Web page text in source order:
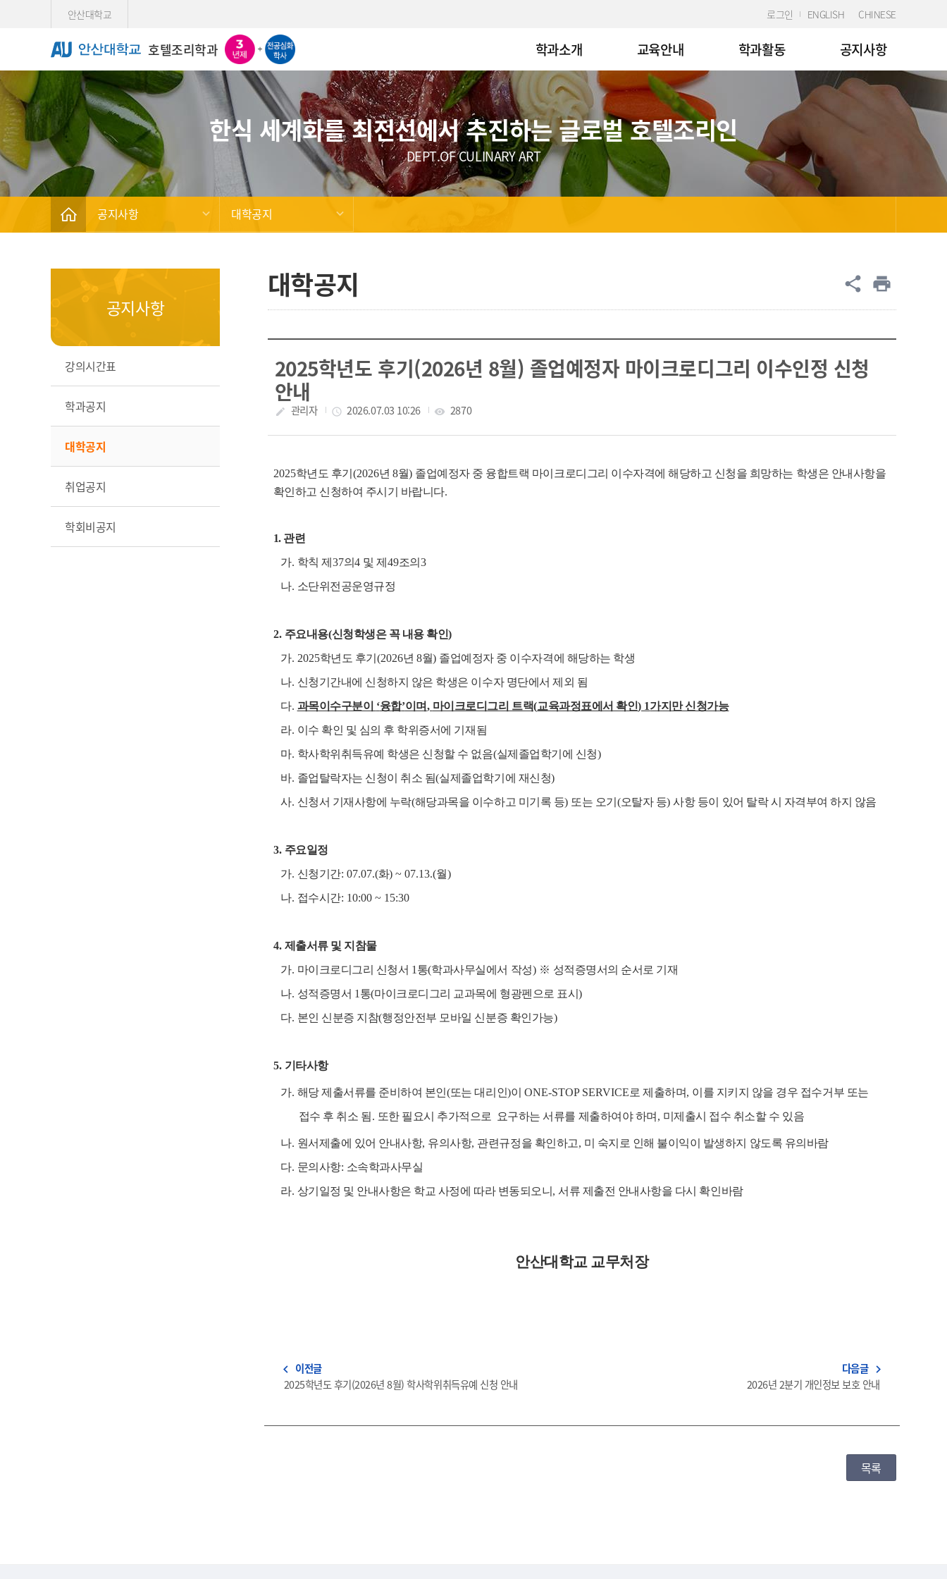
Skip Menu
안산대학교 로그인 ENGLISH CHINESE
호텔조리학과 학과소개 교육안내 학과활동 공지사항
한식 세계화를 최전선에서 추진하는 글로벌 호텔조리인
DEPT.OF CULINARY ART
공지사항 대학공지
공지사항
강의시간표
학과공지
대학공지
취업공지
학회비공지
대학공지 공유
share print
2025학년도 후기(2026년 8월) 졸업예정자 마이크로디그리 이수인정 신청
안내
작성자
create 관리자 작성일
access_time 2026.07.03 10:26 조회수
visibility 2870
2025학년도 후기 (2026년 8월) 졸업예정자 중 융합트랙 마이크로디그리 이수자격에 해당하고 신청을 희망하는 학생은 안내사항을
확인하고 신청하여 주시기 바랍니다.
1. 관련
가. 학칙 제 37의4 및 제 49조의 3
나. 소단위전공운영규정
2. 주요내용(신청학생은 꼭 내용 확인)
가. 2025학년도 후기 (2026년 8월) 졸업예정자 중 이수자격에 해당하는 학생
나. 신청기간내에 신청하지 않은 학생은 이수자 명단에서 제외 됨
다. 과목이수구분이 ‘융합’이며, 마이크로디그리 트랙(교육과정표에서 확인) 1가지만 신청가능
라. 이수 확인 및 심의 후 학위증서에 기재됨
마. 학사학위취득유예 학생은 신청할 수 없음(실제졸업학기에 신청)
바. 졸업탈락자는 신청이 취소 됨(실제졸업학기에 재신청)
사. 신청서 기재사항에 누락(해당과목을 이수하고 미기록 등) 또는 오기 (오탈자 등)사항 등이 있어 탈락 시 자격부여 하지 않음
3. 주요일정
가. 신청기간: 07.07.(화) ~ 07.13.(월)
나. 접수시간: 10:00 ~ 15:30
4. 제출서류 및 지참물
가. 마이크로디그리 신청서 1 통(학과사무실에서 작성) ※ 성적증명서의 순서로 기재
나. 성적증명서 1 통(마이크로디그리 교과목에 형광펜으로 표시)
다. 본인 신분증 지참(행정안전부 모바일 신분증 확인가능)
5. 기타사항
가. 해당 제출서류를 준비하여 본인(또는 대리인)이ONE-STOP SERVICE 로 제출하며, 이를 지키지 않을 경우 접수거부 또는
접수 후 취소 됨. 또한 필요시 추가적으로 요구하는 서류를 제출하여야 하며 , 미제출시 접수 취소할 수 있음
나. 원서제출에 있어 안내사항, 유의사항, 관련규정을 확인하고, 미 숙지로 인해 불이익이 발생하지 않도록 유의바람
다. 문의사항: 소속학과사무실
라. 상기일정 및 안내사항은 학교 사정에 따라 변동되오니 ,서류 제출전 안내사항을 다시 확인바람
안산대학교 교무처장
navigate_before 이전글
2025학년도 후기(2026년 8월) 학사학위취득유예 신청 안내
다음글 navigate_next
2026년 2분기 개인정보 보호 안내
목록